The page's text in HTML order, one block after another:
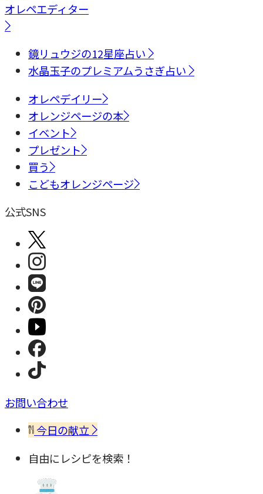
オレペエディター
鏡リュウジの12星座占い
水晶玉子のプレミアムうさぎ占い
オレペデイリー
オレンジページの本
イベント
プレゼント
買う
こどもオレンジページ
公式SNS
お問い合わせ
今日の献立
自由にレシピを検索！